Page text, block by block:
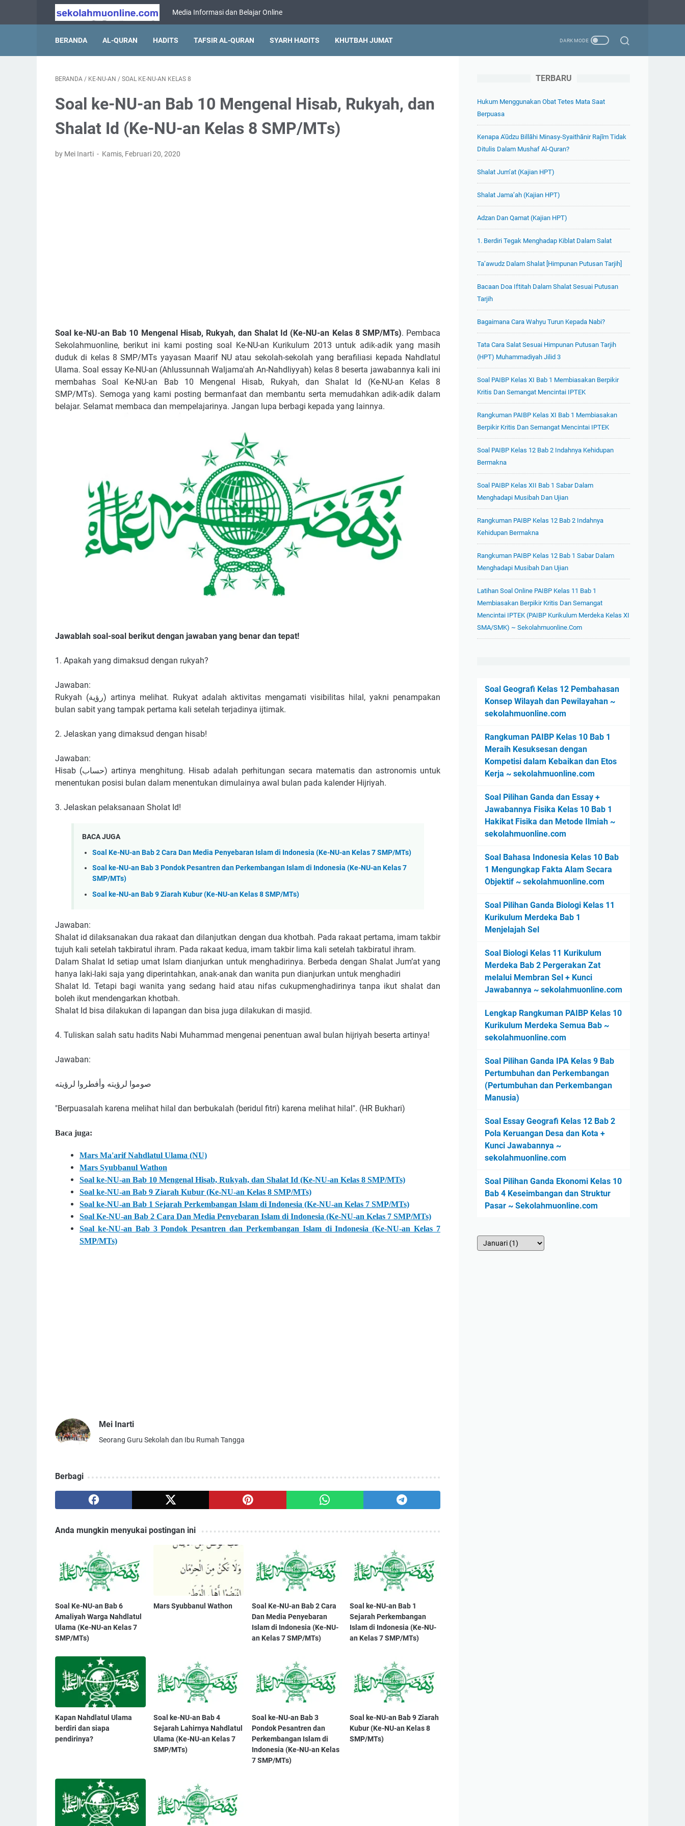
Media Informasi dan Belajar Online
BERANDA AL-QURAN HADITS TAFSIR AL-QURAN SYARH HADITS KHUTBAH JUMAT
BERANDA / KE-NU-AN / SOAL KE-NU-AN KELAS 8
Soal ke-NU-an Bab 10 Mengenal Hisab, Rukyah, dan
Shalat Id (Ke-NU-an Kelas 8 SMP/MTs)
by Mei Inarti Kamis, Februari 20, 2020
Soal ke-NU-an Bab 10 Mengenal Hisab, Rukyah, dan Shalat Id (Ke-NU-an Kelas 8 SMP/MTs). Pembaca
Sekolahmuonline, berikut ini kami posting soal Ke-NU-an Kurikulum 2013 untuk adik-adik yang masih
duduk di kelas 8 SMP/MTs yayasan Maarif NU atau sekolah-sekolah yang berafiliasi kepada Nahdlatul
Ulama. Soal essay Ke-NU-an (Ahlussunnah Waljama'ah An-Nahdliyyah) kelas 8 beserta jawabannya kali ini
membahasSoal Ke-NU-an Bab10 Mengenal Hisab, Rukyah, dan Shalat Id (Ke-NU-an Kelas 8
SMP/MTs). Semoga yang kami posting bermanfaat dan membantu serta memudahkan adik-adik dalam
belajar. Selamat membaca dan mempelajarinya. Jangan lupa berbagi kepada yang lainnya.
Jawablah soal-soal berikut dengan jawaban yang benar dan tepat!
1. Apakah yang dimaksud dengan rukyah?
Jawaban:
Rukyah (رؤية) artinya melihat. Rukyat adalah aktivitas mengamati visibilitas hilal, yakni penampakan
bulan sabit yang tampak pertama kali setelah terjadinya ijtimak.
2. Jelaskan yang dimaksud dengan hisab!
Jawaban:
Hisab (حساب) artinya menghitung. Hisab adalah perhitungan secara matematis dan astronomis untuk
menentukan posisi bulan dalam menentukan dimulainya awal bulan pada kalender Hijriyah.
3. Jelaskan pelaksanaan Sholat Id!
BACA JUGA
Soal Ke-NU-an Bab 2 Cara Dan Media Penyebaran Islam di Indonesia (Ke-NU-an Kelas 7 SMP/MTs)
Soal ke-NU-an Bab 3 Pondok Pesantren dan Perkembangan Islam di Indonesia (Ke-NU-an Kelas 7
SMP/MTs)
Soal ke-NU-an Bab 9 Ziarah Kubur (Ke-NU-an Kelas 8 SMP/MTs)
Jawaban:
Shalat id dilaksanakan dua rakaat dan dilanjutkan dengan dua khotbah. Pada rakaat pertama, imam takbir
tujuh kali setelah takbiratul ihram. Pada rakaat kedua, imam takbir lima kali setelah takbiratul ihram.
Dalam Shalat Id setiap umat Islam dianjurkan untuk menghadirinya. Berbeda dengan Shalat Jum’at yang
hanya laki-laki saja yang diperintahkan, anak-anak dan wanita pun dianjurkan untuk menghadiri
Shalat Id. Tetapi bagi wanita yang sedang haid atau nifas cukupmenghadirinya tanpa ikut shalat dan
boleh ikut mendengarkan khotbah.
Shalat Id bisa dilakukan di lapangan dan bisa juga dilakukan di masjid.
4. Tuliskan salah satu hadits Nabi Muhammad mengenai penentuan awal bulan hijriyah beserta artinya!
Jawaban:
صوموا لرؤيته وأفطروا لرؤيته
"Berpuasalah karena melihat hilal dan berbukalah (beridul fitri) karena melihat hilal". (HR Bukhari)
Baca juga:
Mars Ma'arif Nahdlatul Ulama (NU)
Mars Syubbanul Wathon
Soal ke-NU-an Bab 10 Mengenal Hisab, Rukyah, dan Shalat Id (Ke-NU-an Kelas 8 SMP/MTs)
Soal ke-NU-an Bab 9 Ziarah Kubur (Ke-NU-an Kelas 8 SMP/MTs)
Soal ke-NU-an Bab 1 Sejarah Perkembangan Islam di Indonesia (Ke-NU-an Kelas 7 SMP/MTs)
Soal Ke-NU-an Bab 2 Cara Dan Media Penyebaran Islam di Indonesia (Ke-NU-an Kelas 7 SMP/MTs)
Soal ke-NU-an Bab 3 Pondok Pesantren dan Perkembangan Islam di Indonesia (Ke-NU-an Kelas 7
SMP/MTs)
Mei Inarti
Seorang Guru Sekolah dan Ibu Rumah Tangga
Berbagi
Anda mungkin menyukai postingan ini
Soal Ke-NU-an Bab 6
Amaliyah Warga Nahdlatul
Ulama (Ke-NU-an Kelas 7
SMP/MTs)
Mars Syubbanul Wathon
Soal Ke-NU-an Bab 2 Cara
Dan Media Penyebaran
Islam di Indonesia (Ke-NU-
an Kelas 7 SMP/MTs)
Soal ke-NU-an Bab 1
Sejarah Perkembangan
Islam di Indonesia (Ke-NU-
an Kelas 7 SMP/MTs)
Kapan Nahdlatul Ulama
berdiri dan siapa
pendirinya?
Soal ke-NU-an Bab 4
Sejarah Lahirnya Nahdlatul
Ulama (Ke-NU-an Kelas 7
SMP/MTs)
Soal ke-NU-an Bab 3
Pondok Pesantren dan
Perkembangan Islam di
Indonesia (Ke-NU-an Kelas
7 SMP/MTs)
Soal ke-NU-an Bab 9 Ziarah
Kubur (Ke-NU-an Kelas 8
SMP/MTs)
TERBARU
Hukum Menggunakan Obat Tetes Mata Saat
Berpuasa
Kenapa A'ūdzu Billāhi Minasy-Syaithānir Rajīm Tidak
Ditulis Dalam Mushaf Al-Quran?
Shalat Jum’at (Kajian HPT)
Shalat Jama’ah (Kajian HPT)
Adzan Dan Qamat (Kajian HPT)
1. Berdiri Tegak Menghadap Kiblat Dalam Salat
Ta’awudz Dalam Shalat [Himpunan Putusan Tarjih]
Bacaan Doa Iftitah Dalam Shalat Sesuai Putusan
Tarjih
Bagaimana Cara Wahyu Turun Kepada Nabi?
Tata Cara Salat Sesuai Himpunan Putusan Tarjih
(HPT) Muhammadiyah Jilid 3
Soal PAIBP Kelas XI Bab 1 Membiasakan Berpikir
Kritis Dan Semangat Mencintai IPTEK
Rangkuman PAIBP Kelas XI Bab 1 Membiasakan
Berpikir Kritis Dan Semangat Mencintai IPTEK
Soal PAIBP Kelas 12 Bab 2 Indahnya Kehidupan
Bermakna
Soal PAIBP Kelas XII Bab 1 Sabar Dalam
Menghadapi Musibah Dan Ujian
Rangkuman PAIBP Kelas 12 Bab 2 Indahnya
Kehidupan Bermakna
Rangkuman PAIBP Kelas 12 Bab 1 Sabar Dalam
Menghadapi Musibah Dan Ujian
Latihan Soal Online PAIBP Kelas 11 Bab 1
Membiasakan Berpikir Kritis Dan Semangat
Mencintai IPTEK (PAIBP Kurikulum Merdeka Kelas XI
SMA/SMK) ~ Sekolahmuonline.com
Soal Geografi Kelas 12 Pembahasan
Konsep Wilayah dan Pewilayahan ~
sekolahmuonline.com
Rangkuman PAIBP Kelas 10 Bab 1
Meraih Kesuksesan dengan
Kompetisi dalam Kebaikan dan Etos
Kerja ~ sekolahmuonline.com
Soal Pilihan Ganda dan Essay +
Jawabannya Fisika Kelas 10 Bab 1
Hakikat Fisika dan Metode Ilmiah ~
sekolahmuonline.com
Soal Bahasa Indonesia Kelas 10 Bab
1 Mengungkap Fakta Alam Secara
Objektif ~ sekolahmuonline.com
Soal Pilihan Ganda Biologi Kelas 11
Kurikulum Merdeka Bab 1
Menjelajah Sel
Soal Biologi Kelas 11 Kurikulum
Merdeka Bab 2 Pergerakan Zat
melalui Membran Sel + Kunci
Jawabannya ~ sekolahmuonline.com
Lengkap Rangkuman PAIBP Kelas 10
Kurikulum Merdeka Semua Bab ~
sekolahmuonline.com
Soal Pilihan Ganda IPA Kelas 9 Bab
Pertumbuhan dan Perkembangan
(Pertumbuhan dan Perkembangan
Manusia)
Soal Essay Geografi Kelas 12 Bab 2
Pola Keruangan Desa dan Kota +
Kunci Jawabannya ~
sekolahmuonline.com
Soal Pilihan Ganda Ekonomi Kelas 10
Bab 4 Keseimbangan dan Struktur
Pasar ~ Sekolahmuonline.com